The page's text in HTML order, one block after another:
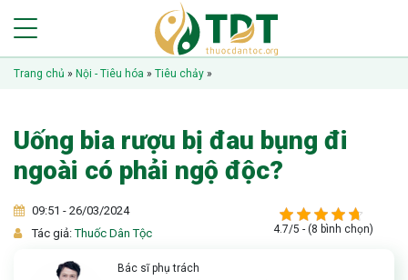
Trang chủ » Nội - Tiêu hóa » Tiêu chảy »
Uống bia rượu bị đau bụng đi
ngoài có phải ngộ độc?
09:51 - 26/03/2024
Tác giả:Thuốc Dân Tộc 4.7/5 - (8 bình chọn)
Bác sĩ phụ trách